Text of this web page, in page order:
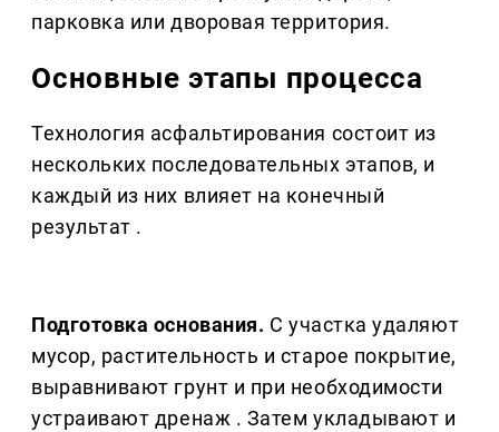
парковка или дворовая территория.
Основные этапы процесса
Технология асфальтирования состоит из
нескольких последовательных этапов, и
каждый из них влияет на конечный
результат .
Подготовка основания. С участка удаляют
мусор, растительность и старое покрытие,
выравнивают грунт и при необходимости
устраивают дренаж . Затем укладывают и